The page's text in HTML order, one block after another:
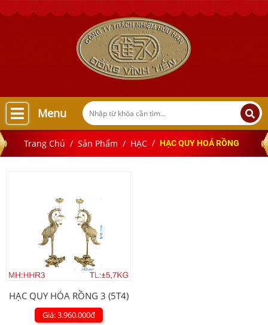
Menu
Trang Chủ Sản Phẩm HẠC HẠC QUY HOÁ RỒNG
HẠC QUY HÓA RỒNG 3 (5T4)
Giá: 3.960.000đ